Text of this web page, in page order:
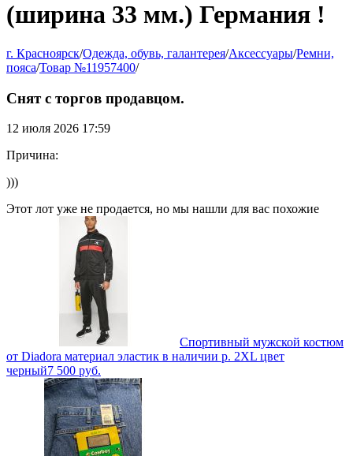
(ширина 33 мм.) Германия !
г. Красноярск/Одежда, обувь, галантерея/Аксессуары/Ремни,
пояса/Товар №11957400/
Снят с торгов продавцом.
12 июля 2026 17:59
Причина:
)))
Этот лот уже не продается, но мы нашли для вас похожие
Спортивный мужской костюм
от Diadora материал эластик в наличии р. 2XL цвет
черный7 500 руб.